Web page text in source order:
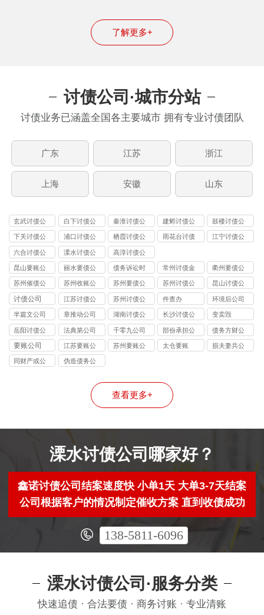
了解更多+
讨债公司·城市分站
讨债业务已涵盖全国各主要城市 拥有专业讨债团队
广东 江苏 浙江
上海 安徽 山东
玄武讨债公
司
白下讨债公
司
秦淮讨债公
司
建邺讨债公
司
鼓楼讨债公
司
下关讨债公
司
浦口讨债公
司
栖霞讨债公
司
雨花台讨债
江宁讨债公
六合讨债公
司
溧水讨债公
司
高淳讨债公
司
昆山要账公
司
丽水要债公
司
债务诉讼时
效
常州讨债金
坛公司
衢州要债公
司
苏州催债公
司
苏州收账公
司
苏州要债公
司
苏州讨债公
司
昆山讨债公
司
讨债公司
江苏讨债公
司
苏州讨债公
司
件查办 环境后公司
半篇文公司 章推动公司
湖南讨债公
司
长沙讨债公
司
变卖毁
岳阳讨债公
司
法典第公司 千零九公司
部份承担公
司
债务方财公
司
要账公司
江苏要账公
司
苏州要账公
太仓要账
损夫妻共公
同财产或公
伪造债务公
查看更多+
溧水讨债公司哪家好？
鑫诺讨债公司结案速度快 小单1天 大单3-7天结案
公司根据客户的情况制定催收方案 直到收债成功
138-5811-6096
溧水讨债公司·服务分类
快速追债 · 合法要债 · 商务讨账 · 专业清账